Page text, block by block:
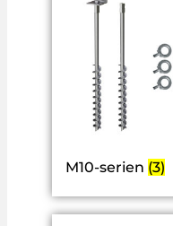
M10-serien (3)